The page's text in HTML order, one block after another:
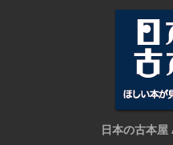
日本の古本